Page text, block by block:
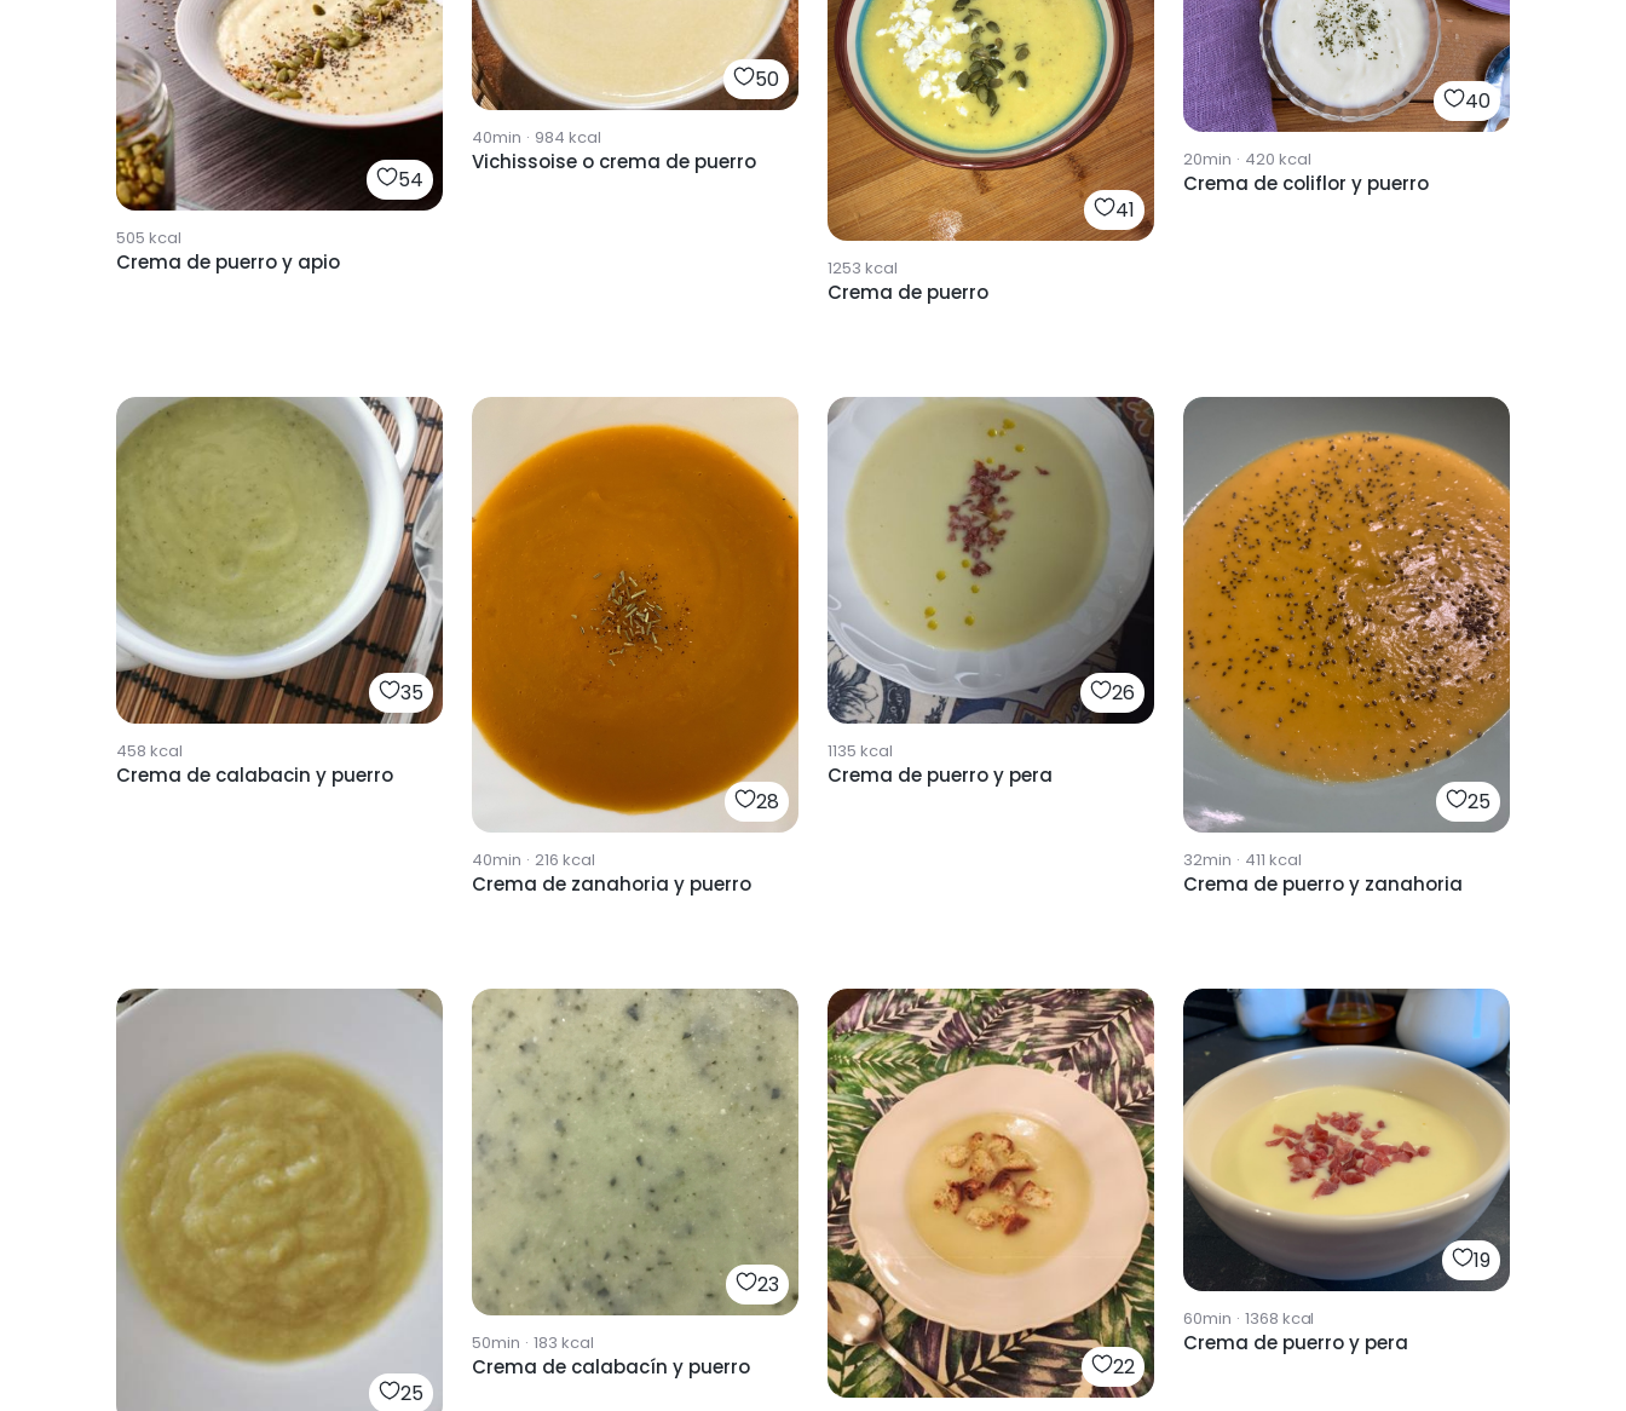
54
505 kcal
Crema de puerro y apio
50
40min · 984 kcal
Vichissoise o crema de puerro
41
1253 kcal
Crema de puerro
40
20min · 420 kcal
Crema de coliflor y puerro
35
458 kcal
Crema de calabacin y puerro
28
40min · 216 kcal
Crema de zanahoria y puerro
26
1135 kcal
Crema de puerro y pera
25
32min · 411 kcal
Crema de puerro y zanahoria
25
23
50min · 183 kcal
Crema de calabacín y puerro 22
19
60min · 1368 kcal
Crema de puerro y pera